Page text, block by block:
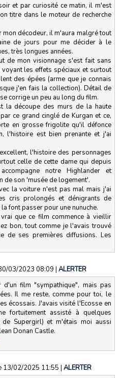
et par curiosité ce matin, il m'est
titre dans le moteur de recherche
mon décodeur, il m'aura malgré tout
de jours pour me décider à le
très longues années.
de mon visionnage s'est fait sans
les effets spéciaux et surtout
des épées (arme que je connais
j'en fais la collection). Détail de
corrige un peu au long du film.
la découpe des murs de la haute
ce grand cinglé de Kurgan et ce,
en grosse frigolite qu'il défonce
l'histoire est bien prenante et j'ai
l'histoire des personnages
celle de cette dame qui depuis
notre Highlander et
de son 'musée de logement'.
la voiture n'est pas mal mais j'ai
cris prolongés et dénigrants de
font passer pour une nunuche.
que ce film commence à vieillir
bon, tout comme je l'avais trouvé
de ses premières diffusions. Les
03/2023 08:09 | ALERTER
d'un film "sympathique", mais pas
Il me reste, comme pour toi, le
écossais. J'avais visité l'Ecosse en
fortuitement assisté à quelques
de Supergirl) et m'étais moi aussi
Donan Castle.
13/02/2025 11:55 | ALERTER